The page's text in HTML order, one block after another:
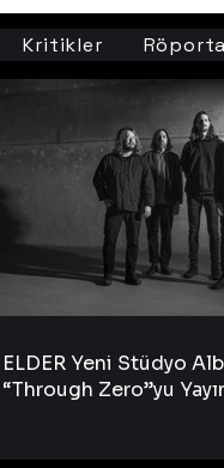
Kritikler
ELDER Yeni Stüdyo
“Through Zero”yu